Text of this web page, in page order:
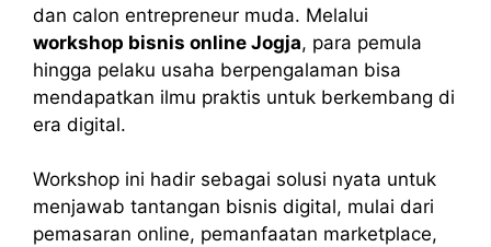
dan calon entrepreneur muda. Melalui
workshop bisnis online Jogja, para pemula
hingga pelaku usaha berpengalaman bisa
mendapatkan ilmu praktis untuk berkembang di
era digital.
Workshop ini hadir sebagai solusi nyata untuk
menjawab tantangan bisnis digital, mulai dari
pemasaran online, pemanfaatan marketplace,